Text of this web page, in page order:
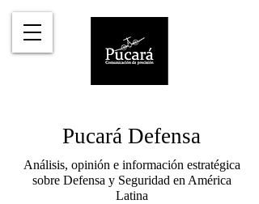
Pucará Defensa
Análisis, opinión e información estratégica
sobre Defensa y Seguridad en América
Latina